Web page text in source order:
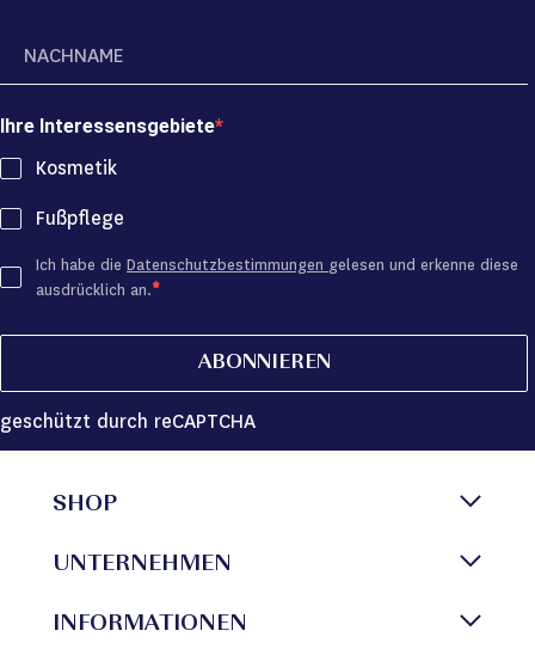
Ihre Interessensgebiete
Kosmetik
Fußpflege
Ich habe die Datenschutzbestimmungen gelesen und erkenne diese
ausdrücklich an.
ABONNIEREN
geschützt durch reCAPTCHA
SHOP
UNTERNEHMEN
INFORMATIONEN